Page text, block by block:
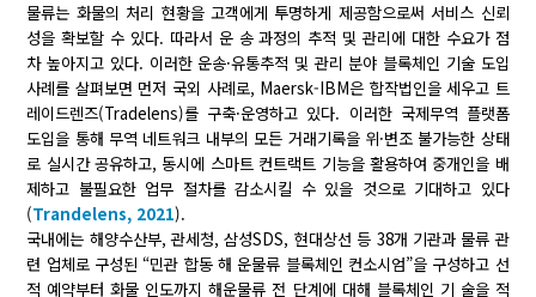
물류는 화물의 처리 현황을 고객에게 투명하게 제공함으로써 서비스 신뢰
성을 확보할 수 있다. 따라서 운 송 과정의 추적 및 관리에 대한 수요가 점
차 높아지고 있다. 이러한 운송·유통추적 및 관리 분야 블록체인 기술 도입
사례를 살펴보면 먼저 국외 사례로, Maersk-IBM은 합작법인을 세우고 트
레이드렌즈(Tradelens)를 구축·운영하고 있다. 이러한 국제무역 플랫폼
도입을 통해 무역 네트워크 내부의 모든 거래기록을 위·변조 불가능한 상태
로 실시간 공유하고, 동시에 스마트 컨트랙트 기능을 활용하여 중개인을 배
제하고 불필요한 업무 절차를 감소시킬 수 있을 것으로 기대하고 있다
(Trandelens, 2021).
국내에는 해양수산부, 관세청, 삼성SDS, 현대상선 등 38개 기관과 물류 관
련 업체로 구성된 “민관 합동 해 운물류 블록체인 컨소시엄”을 구성하고 선
적 예약부터 화물 인도까지 해운물류 전 단계에 대해 블록체인 기 술을 적